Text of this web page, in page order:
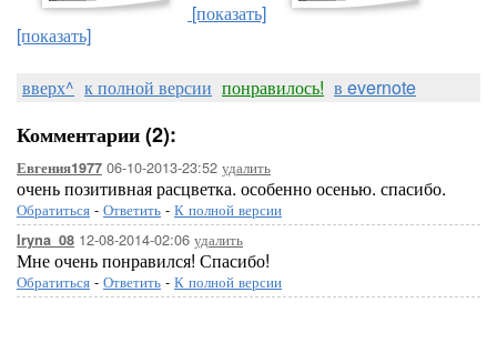
[показать]
[показать]
вверх^ к полной версии понравилось! в evernote
Комментарии (2):
Евгения1977 06-10-2013-23:52 удалить
очень позитивная расцветка. особенно осенью. спасибо.
Обратиться - Ответить - К полной версии
Iryna_08 12-08-2014-02:06 удалить
Мне очень понравился! Спасибо!
Обратиться - Ответить - К полной версии